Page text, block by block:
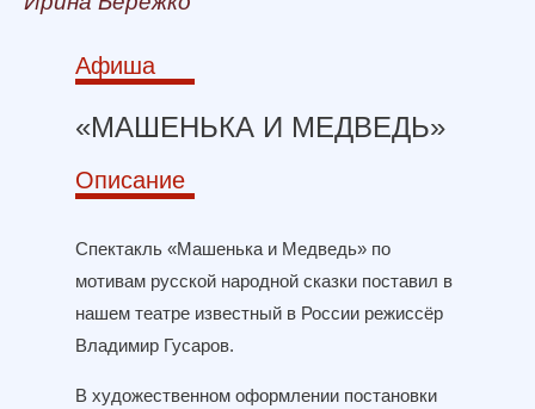
Афиша
«МАШЕНЬКА И МЕДВЕДЬ»
Описание
Спектакль «Машенька и Медведь» по
мотивам русской народной сказки поставил в
нашем театре известный в России режиссёр
Владимир Гусаров.
В художественном оформлении постановки